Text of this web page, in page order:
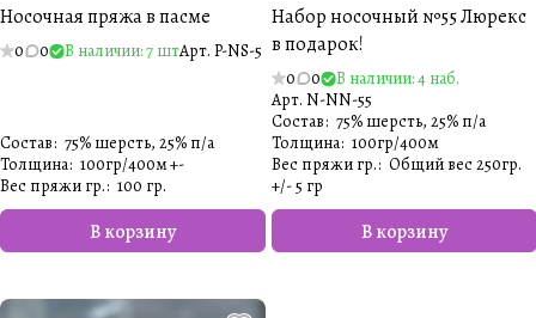
Носочная пряжа в пасме
0 0 В наличии: 7 штАрт. P-NS-5
В корзину
Состав: 75% шерсть, 25% п/а
Толщина: 100гр/400м +-
Вес пряжи гр.: 100 гр.
Набор носочный №55 Люрекс
в подарок!
0 0
В наличии: 4 наб.
Арт. N-NN-55
В корзину
Состав: 75% шерсть, 25% п/а
Толщина: 100гр/400м
Вес пряжи гр.: Общий вес 250гр.
+/- 5 гр​